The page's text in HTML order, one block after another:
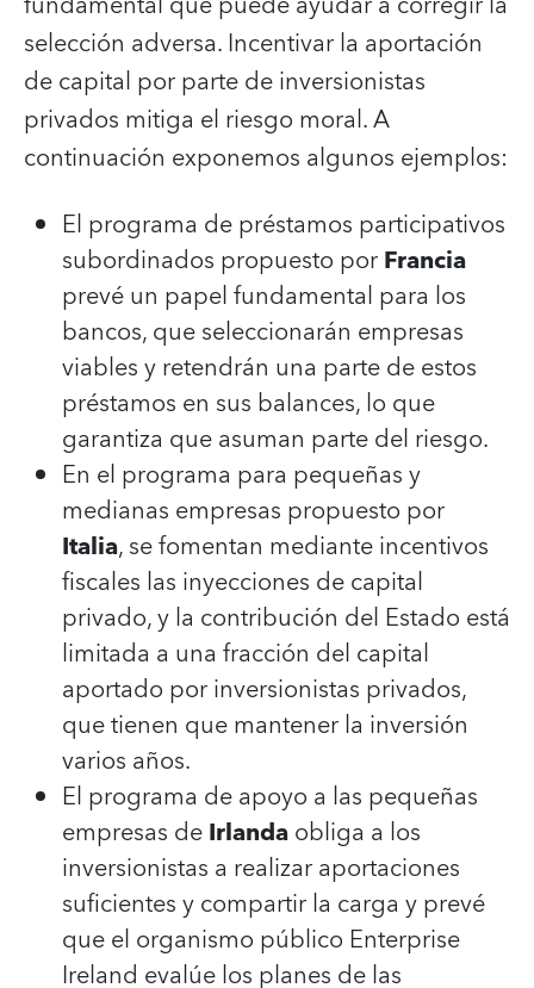
selección adversa. Incentivar la aportación
de capital por parte de inversionistas
privados mitiga el riesgo moral. A
continuación exponemos algunos ejemplos:
El programa de préstamos participativos
subordinados propuesto porFrancia
prevé un papel fundamental para los
bancos, que seleccionarán empresas
viables y retendrán una parte de estos
préstamos en sus balances, lo que
garantiza que asuman parte del riesgo.
En el programa para pequeñas y
medianas empresas propuesto por
Italia, se fomentan mediante incentivos
fiscales las inyecciones de capital
privado, y la contribución del Estado está
limitada a una fracción del capital
aportado por inversionistas privados,
que tienen que mantener la inversión
varios años.
El programa de apoyo a las pequeñas
empresas deIrlandaobliga a los
inversionistas a realizar aportaciones
suficientes y compartir la carga y prevé
que el organismo público Enterprise
Ireland evalúe los planes de las